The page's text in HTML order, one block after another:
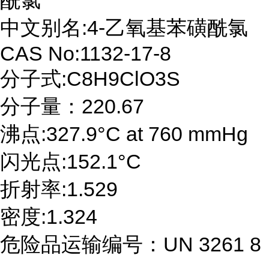
中文别名:4-乙氧基苯磺酰氯
CAS No:1132-17-8
分子式:C8H9ClO3S
分子量：220.67
沸点:327.9°C at 760 mmHg
闪光点:152.1°C
折射率:1.529
密度:1.324
危险品运输编号：UN 3261 8